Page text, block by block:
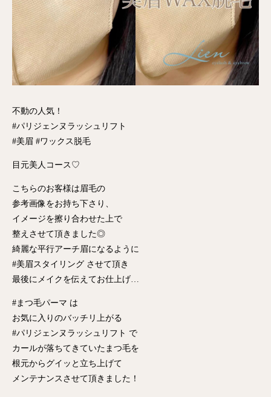
不動の人気！
#パリジェンヌラッシュリフト
#美眉 #ワックス脱毛
目元美人コース♡
こちらのお客様は眉毛の
参考画像をお持ち下さり、
イメージを擦り合わせた上で
整えさせて頂きました◎
綺麗な平行アーチ眉になるように
#美眉スタイリング させて頂き
最後にメイクを伝えてお仕上げ…
#まつ毛パーマ は
お気に入りのバッチリ上がる
#パリジェンヌラッシュリフト で
カールが落ちてきていたまつ毛を
根元からグイッと立ち上げて
メンテナンスさせて頂きました！